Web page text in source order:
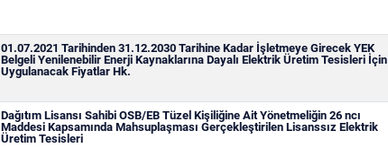
01.07.2021 Tarihinden 31.12.2030 Tarihine Kadar İşletmeye Girecek YEK
Belgeli Yenilenebilir Enerji Kaynaklarına Dayalı Elektrik Üretim Tesisleri İçin
Uygulanacak Fiyatlar Hk.
Dağıtım Lisansı Sahibi OSB/EB Tüzel Kişiliğine Ait Yönetmeliğin 26 ncı
Maddesi Kapsamında Mahsuplaşması Gerçekleştirilen Lisanssız Elektrik
Üretim Tesisleri